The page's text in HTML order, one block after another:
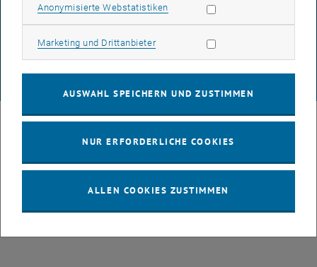
COOKIEEINSTELLUNGEN
Anonymisierte WebstatistikenStatistik Cookies zulassen
Marketing und DrittanbieterMarketing Cookies zulassen
AUSWAHL SPEICHERN UND ZUSTIMMEN
NUR ERFORDERLICHE COOKIES
ALLEN COOKIES ZUSTIMMEN